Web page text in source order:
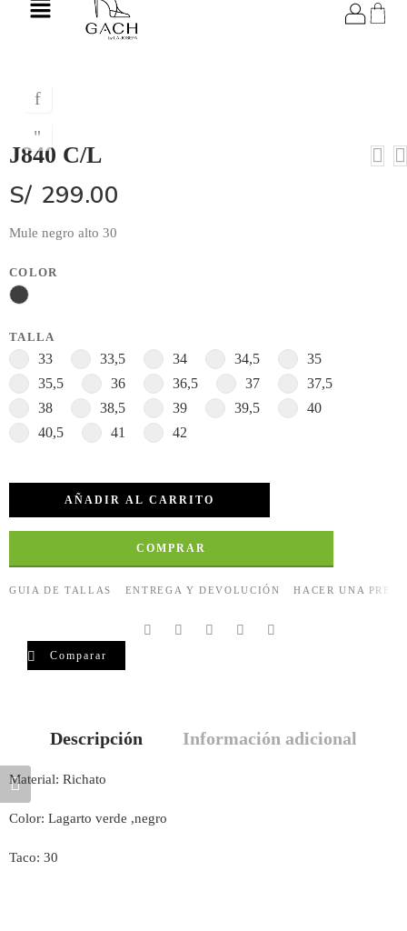
J840 C/L
S/ 299.00
Mule negro alto 30
COLOR
TALLA
33 33,5 34 34,5
35
35,5
36 36,5 37
37,5
38
38,5 39 39,5
40
40,5
41 42
AÑADIR AL CARRITO
COMPRAR
GUIA DE TALLAS ENTREGA Y DEVOLUCIÓN HACER UNA
Comparar
Descripción Información adicional
Material: Richato
Color: Lagarto verde ,negro
Taco: 30